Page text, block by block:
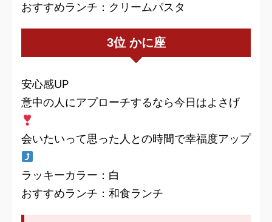
おすすめランチ：クリームパスタ
3位 かに座
安心感UP
意中の人にアプローチするなら今日はよさげ
会いたいって思った人との時間で幸福度アップ
ラッキーカラー：白
おすすめランチ：和食ランチ